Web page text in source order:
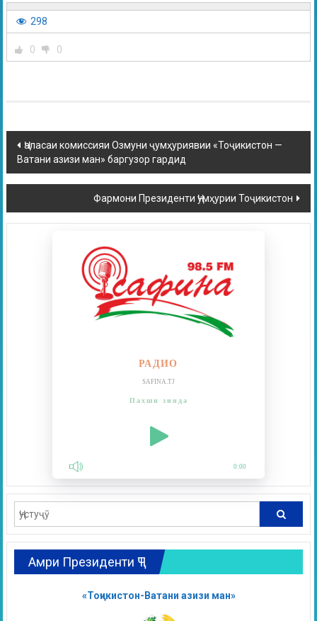
298
0 0
Ҷаласаи комиссияи Озмуни ҷумҳуриявии «Тоҷикистон —
Ватани азизи ман» баргузор гардид
Фармони Президенти Ҷумҳурии Тоҷикистон
РАДИО
SAFINA.TJ
Пахши зинда
0:00
Амри Президенти ҶТ
«Тоҷикистон-Ватани азизи ман»